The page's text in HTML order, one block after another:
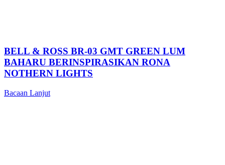
BELL & ROSS BR-03 GMT GREEN LUM
BAHARU BERINSPIRASIKAN RONA
NOTHERN LIGHTS
Bacaan Lanjut